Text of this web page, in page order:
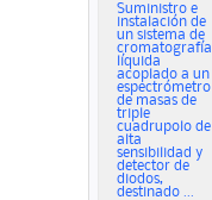
Suministro e
instalación de
un sistema de
cromatografía
líquida
acoplado a un
espectrómetro
de masas de
triple
cuadrupolo de
alta
sensibilidad y
detector de
diodos,
destinado ...